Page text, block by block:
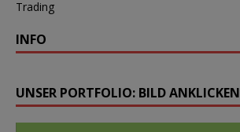
Trading
INFO
UNSER PORTFOLIO: BILD ANKLICKEN